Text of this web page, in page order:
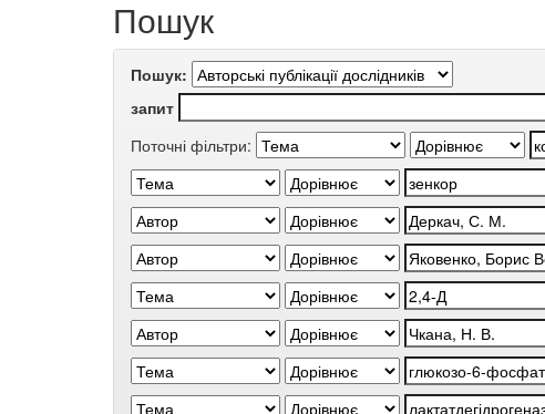
Пошук
Пошук:
запит
Поточні фільтри: